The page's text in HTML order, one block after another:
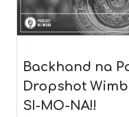
Backhand na
Dropshot
SI-MO-NA!!